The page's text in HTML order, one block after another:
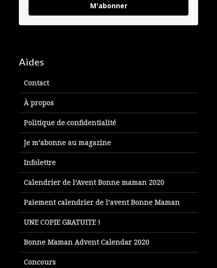
M'abonner
Aides
Contact
À propos
Politique de confidentialité
Je m’abonne au magazine
Infolettre
Calendrier de l’Avent Bonne maman 2020
Paiement calendrier de l’avent Bonne Maman
UNE COPIE GRATUITE !
Bonne Maman Advent Calendar 2020
Concours